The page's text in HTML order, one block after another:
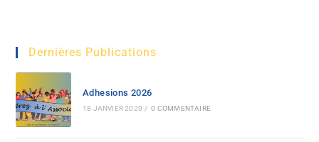
Dernières Publications
Adhesions 2026
18 JANVIER 2020 / 0 COMMENTAIRE